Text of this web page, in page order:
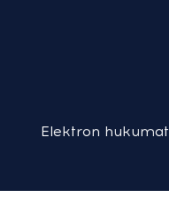
Elektron hukumat